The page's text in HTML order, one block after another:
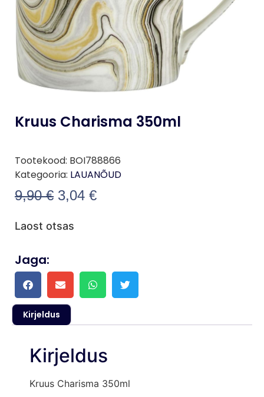
Kruus Charisma 350ml
Tootekood: BOI788866
Kategooria: LAUANÕUD
9,90€ 3,04 €
Laost otsas
Jaga:
Kirjeldus
Kirjeldus
Kruus Charisma 350ml